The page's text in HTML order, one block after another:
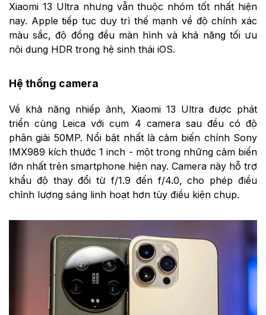
Xiaomi 13 Ultra nhưng vẫn thuộc nhóm tốt nhất hiện
nay. Apple tiếp tục duy trì thế mạnh về độ chính xác
màu sắc, độ đồng đều màn hình và khả năng tối ưu
nội dung HDR trong hệ sinh thái iOS.
Hệ thống camera
Về khả năng nhiếp ảnh, Xiaomi 13 Ultra được phát
triển cùng Leica với cụm 4 camera sau đều có độ
phân giải 50MP. Nổi bật nhất là cảm biến chính Sony
IMX989 kích thước 1 inch - một trong những cảm biến
lớn nhất trên smartphone hiện nay. Camera này hỗ trợ
khẩu độ thay đổi từ f/1.9 đến f/4.0, cho phép điều
chỉnh lượng sáng linh hoạt hơn tùy điều kiện chụp.